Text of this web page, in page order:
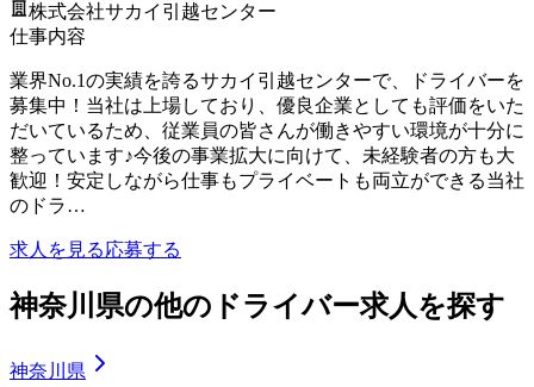
株式会社サカイ引越センター
仕事内容
業界No.1の実績を誇るサカイ引越センターで、ドライバーを
募集中！当社は上場しており、優良企業としても評価をいた
だいているため、従業員の皆さんが働きやすい環境が十分に
整っています♪今後の事業拡大に向けて、未経験者の方も大
歓迎！安定しながら仕事もプライベートも両立ができる当社
のドラ…
求人を見る応募する
神奈川県の他のドライバー求人を探す
神奈川県